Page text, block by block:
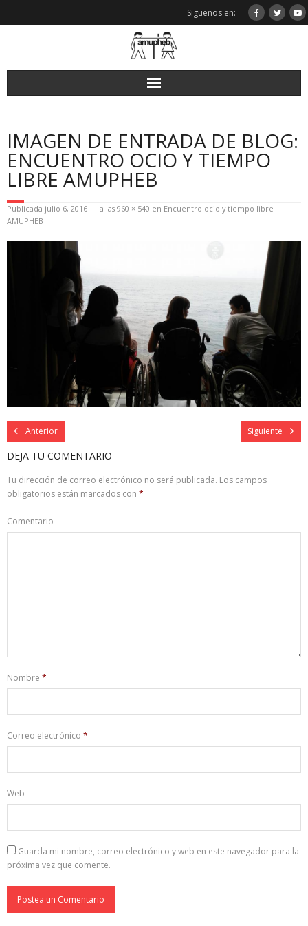
Siguenos en:
IMAGEN DE ENTRADA DE BLOG:
ENCUENTRO OCIO Y TIEMPO
LIBRE AMUPHEB
Publicada julio 6, 2016 a las 960 × 540 en Encuentro ocio y tiempo libre
AMUPHEB
Anterior Siguiente
DEJA TU COMENTARIO
Tu dirección de correo electrónico no será publicada. Los campos
obligatorios están marcados con *
Comentario
Nombre *
Correo electrónico *
Web
Guarda mi nombre, correo electrónico y web en este navegador para la
próxima vez que comente.